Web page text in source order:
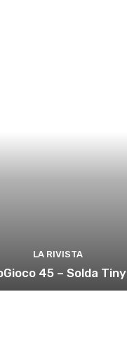
LA RIVISTA
45 – Solda Tiny